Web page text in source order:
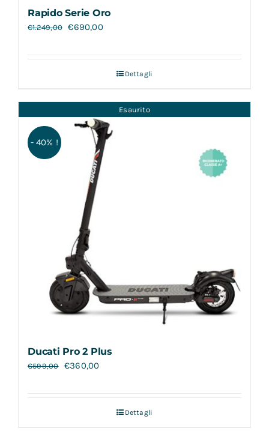
Rapido Serie Oro
€1.249,00 €690,00
Dettagli
Esaurito
- 40% !
Ducati Pro 2 Plus
€599,00 €360,00
Dettagli